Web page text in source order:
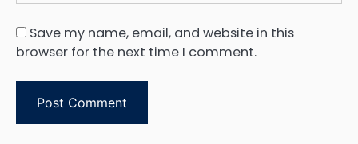
Save my name, email, and website in this
browser for the next time I comment.